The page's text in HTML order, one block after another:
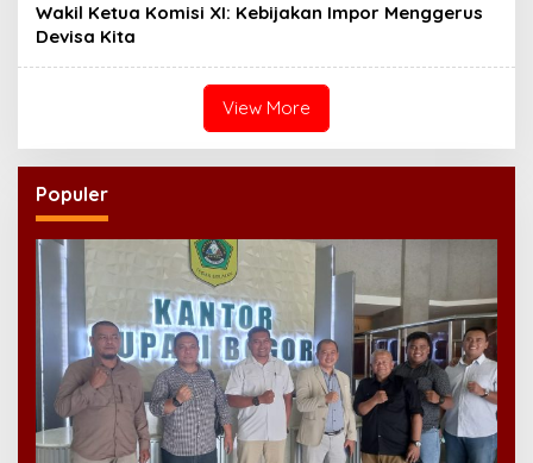
Wakil Ketua Komisi XI: Kebijakan Impor Menggerus
Devisa Kita
View More
Populer